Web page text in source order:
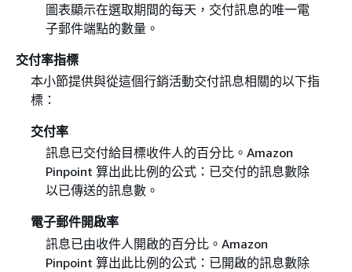
圖表顯示在選取期間的每天，交付訊息的唯一電
子郵件端點的數量。
交付率指標
本小節提供與從這個行銷活動交付訊息相關的以下指
標：
交付率
訊息已交付給目標收件人的百分比。Amazon
Pinpoint 算出此比例的公式：已交付的訊息數除
以已傳送的訊息數。
電子郵件開啟率
訊息已由收件人開啟的百分比。Amazon
Pinpoint 算出此比例的公式：已開啟的訊息數除